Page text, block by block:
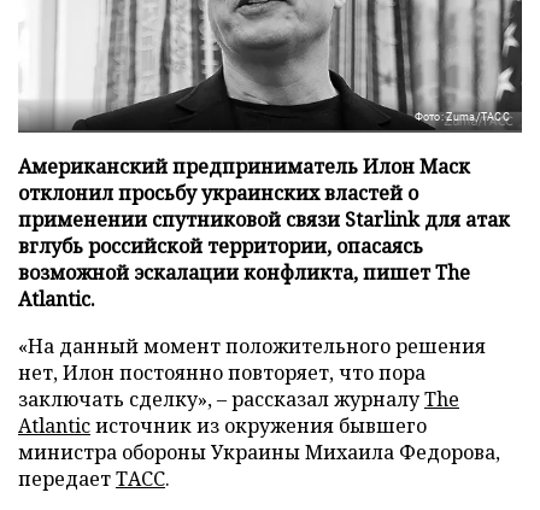
Фото: Zuma/ТАСС
Американский предприниматель Илон Маск
отклонил просьбу украинских властей о
применении спутниковой связи Starlink для атак
вглубь российской территории, опасаясь
возможной эскалации конфликта, пишет The
Atlantic.
«На данный момент положительного решения
нет, Илон постоянно повторяет, что пора
заключать сделку», – рассказал журналуThe
Atlanticисточник из окружения бывшего
министра обороны Украины Михаила Федорова,
передаетТАСС.